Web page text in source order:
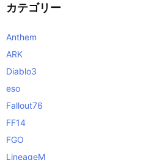
カテゴリー
Anthem
ARK
Diablo3
eso
Fallout76
FF14
FGO
LineageM